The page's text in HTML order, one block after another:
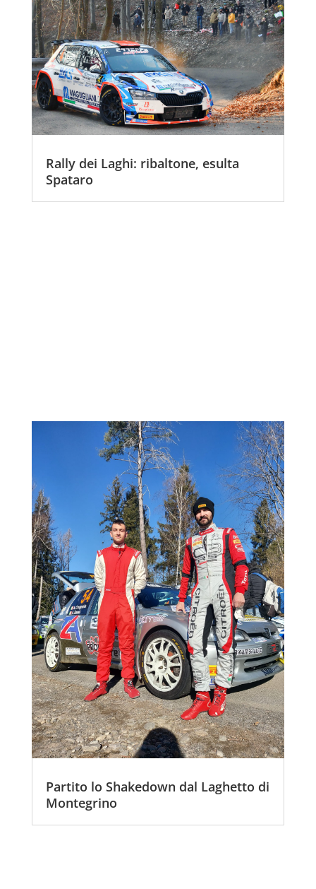
Rally dei Laghi: ribaltone, esulta
Spataro
Partito lo Shakedown dal Laghetto di
Montegrino